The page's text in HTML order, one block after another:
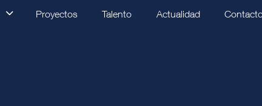
Proyectos Talento Actualidad